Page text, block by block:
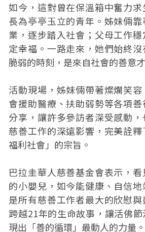
如今，這對曾在保溫箱中奮力
長為亭亭玉立的青年。姊妹倆
業，逐步踏入社會；父母工作
定幸福。一路走來，她們始終
脆弱的時刻，是來自社會的善意
活動現場，姊妹倆帶著燦爛笑
會援助醫療、扶助弱勢等各項
分享，讓許多參訪者深受感動
慈善工作的深遠影響，完美詮
福利社會」的宗旨。
巴拉圭華人慈善基金會表示，
的小嬰兒，如今能健康、自信地
是所有慈善工作者最大的欣慰
跨越21年的生命故事，讓活佛
現出「善的循環」最動人的力量。